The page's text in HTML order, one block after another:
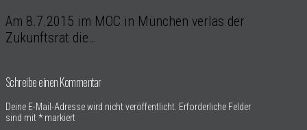
Am 8.7.2015 im MOC in München verlas der
Zukunftsrat die…
Schreibe einen Kommentar
Deine E-Mail-Adresse wird nicht veröffentlicht. Erforderliche Felder
sind mit * markiert